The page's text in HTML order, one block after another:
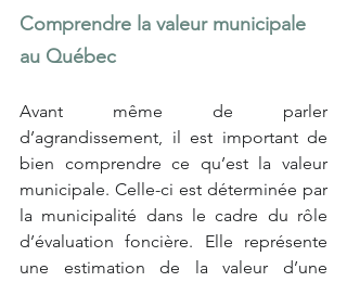
Comprendre la valeur municipale
au Québec
Avant même de parler
d’agrandissement, il est important de
bien comprendre ce qu’est la valeur
municipale. Celle-ci est déterminée par
la municipalité dans le cadre du rôle
d’évaluation foncière. Elle représente
une estimation de la valeur d’une